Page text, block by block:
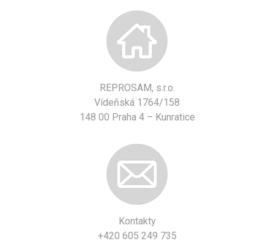
REPROSAM, s.r.o.
Vídeňská 1764/158
148 00 Praha 4 – Kunratice
Kontakty
+420 605 249 735